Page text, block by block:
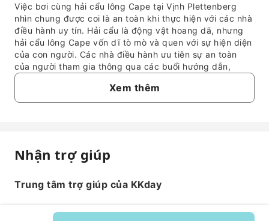
Việc bơi cùng hải cẩu lông Cape tại Vịnh Plettenberg
nhìn chung được coi là an toàn khi thực hiện với các nhà
điều hành uy tín. Hải cẩu là động vật hoang dã, nhưng
hải cẩu lông Cape vốn dĩ tò mò và quen với sự hiện diện
của con người. Các nhà điều hành ưu tiên sự an toàn
của người tham gia thông qua các buổi hướng dẫn,
hướng dẫn viên giàu kinh nghiệm và tuân thủ nghiêm
ngặt các quy định về tương tác với động vật hoang dã
biển để đảm bảo cuộc gặp gỡ tôn trọng và an toàn cho
Plettenberg?
biển. Ngoài hải cẩu lông Cape, du khách thường có thể
nhìn thấy cá heo thông thường và cá heo mõm khoằm,
của cá voi, thường từ tháng 6 đến tháng 11, cá voi phải
Xem thêm
Câu hỏi thường gặp
1. Điều kiện bơi biển chung tại Vịnh
Vịnh Plettenberg có điều kiện biển nhìn chung thuận
Nhận trợ giúp
Trung tâm trợ giúp của KKday